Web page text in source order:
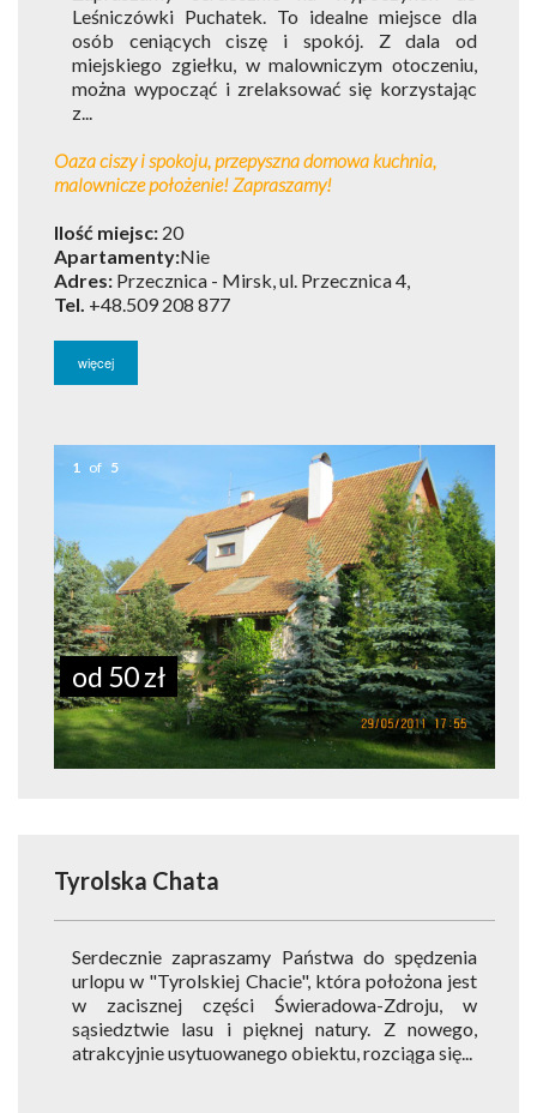
Leśniczówki Puchatek. To idealne miejsce dla
osób ceniących ciszę i spokój. Z dala od
miejskiego zgiełku, w malowniczym otoczeniu,
można wypocząć i zrelaksować się korzystając
z...
Oaza ciszy i spokoju, przepyszna domowa kuchnia,
malownicze położenie! Zapraszamy!
Ilość miejsc: 20
Apartamenty:Nie
Adres: Przecznica - Mirsk, ul. Przecznica 4,
Tel. +48.509 208 877
więcej
1 of 5
od 50 zł
Tyrolska Chata
Serdecznie zapraszamy Państwa do spędzenia
urlopu w "Tyrolskiej Chacie", która położona jest
w zacisznej części Świeradowa-Zdroju, w
sąsiedztwie lasu i pięknej natury. Z nowego,
atrakcyjnie usytuowanego obiektu, rozciąga się...